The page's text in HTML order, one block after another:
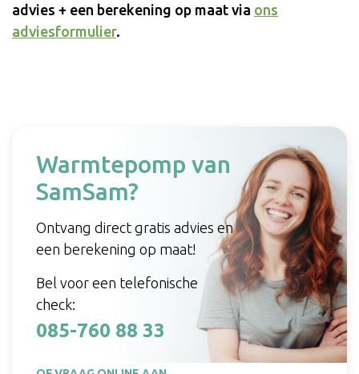
advies + een berekening op maat via ons
adviesformulier.
Warmtepomp van
SamSam?
Ontvang direct gratis advies en
een berekening op maat!
Bel voor een telefonische
check:
085-760 88 33